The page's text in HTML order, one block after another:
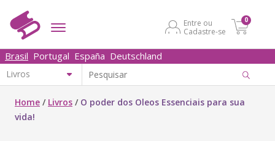
Entre ou
Cadastre-se
0
Brasil Portugal España Deutschland
Home / Livros / O poder dos Oleos Essenciais para sua
vida!